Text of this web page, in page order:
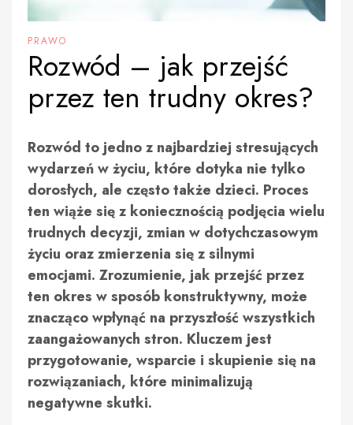
PRAWO
Rozwód – jak przejść
przez ten trudny okres?
Rozwód to jedno z najbardziej stresujących
wydarzeń w życiu, które dotyka nie tylko
dorosłych, ale często także dzieci. Proces
ten wiąże się z koniecznością podjęcia wielu
trudnych decyzji, zmian w dotychczasowym
życiu oraz zmierzenia się z silnymi
emocjami. Zrozumienie, jak przejść przez
ten okres w sposób konstruktywny, może
znacząco wpłynąć na przyszłość wszystkich
zaangażowanych stron. Kluczem jest
przygotowanie, wsparcie i skupienie się na
rozwiązaniach, które minimalizują
negatywne skutki.